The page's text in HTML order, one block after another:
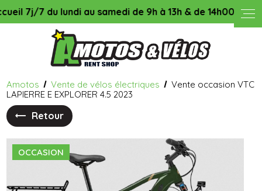
7 du lundi au samedi de 9h à 13h & de 14h00 à 18h45, le
Amotos Vente de vélos électriques
Vente occasion VTC
LAPIERRE E EXPLORER 4.5 2023
Retour
OCCASION
Panneau de gestion des cookies